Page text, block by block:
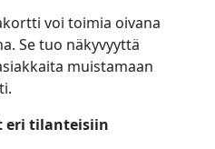
voi toimia oivana
Se tuo näkyvyyttä
muistamaan
eri tilanteisiin